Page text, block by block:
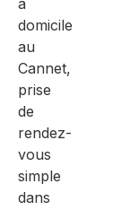
à
domicile
au
Cannet,
prise
de
rendez-
vous
simple
dans